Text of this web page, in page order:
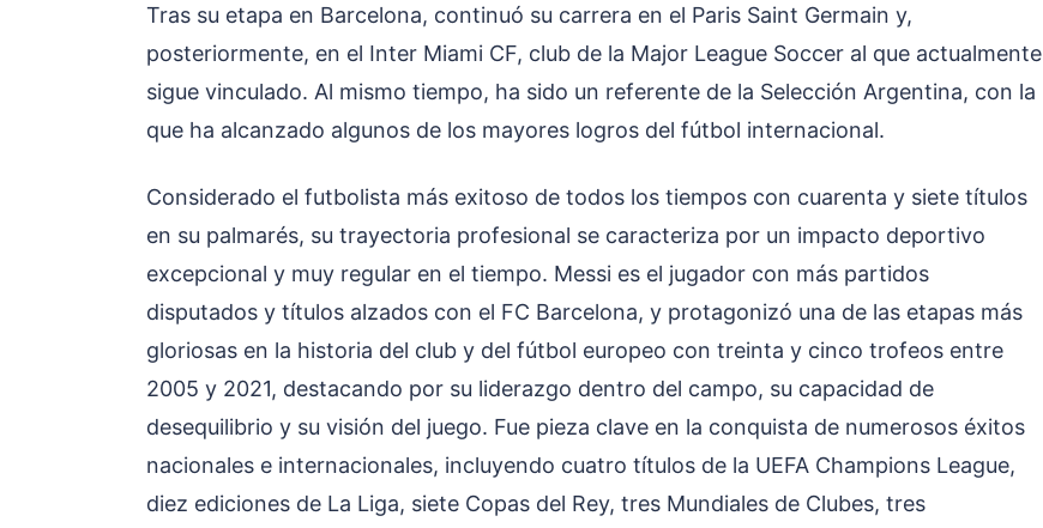
Tras su etapa en Barcelona, continuó su carrera en el Paris Saint Germain y,
posteriormente, en el Inter Miami CF, club de la Major League Soccer al que actualmente
sigue vinculado. Al mismo tiempo, ha sido un referente de la Selección Argentina, con la
que ha alcanzado algunos de los mayores logros del fútbol internacional.
Considerado el futbolista más exitoso de todos los tiempos con cuarenta y siete títulos
en su palmarés, su trayectoria profesional se caracteriza por un impacto deportivo
excepcional y muy regular en el tiempo. Messi es el jugador con más partidos
disputados y títulos alzados con el FC Barcelona, y protagonizó una de las etapas más
gloriosas en la historia del club y del fútbol europeo con treinta y cinco trofeos entre
2005 y 2021, destacando por su liderazgo dentro del campo, su capacidad de
desequilibrio y su visión del juego. Fue pieza clave en la conquista de numerosos éxitos
nacionales e internacionales, incluyendo cuatro títulos de la UEFA Champions League,
diez ediciones de La Liga, siete Copas del Rey, tres Mundiales de Clubes, tres